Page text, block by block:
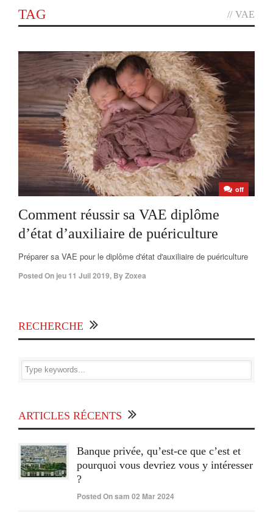
TAG // VAE
off
Comment réussir sa VAE diplôme
d’état d’auxiliaire de puériculture
Préparer sa VAE pour le diplôme d'état d'auxiliaire de puériculture
Posted On jeu 11 Juil 2019, ByZoxea
RECHERCHE
ARTICLES RÉCENTS
Banque privée, qu’est-ce que c’est et
pourquoi vous devriez vous y intéresser
?
Posted On sam 02 Mar 2024